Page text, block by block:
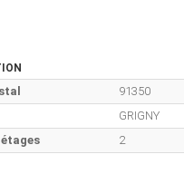
91350
GRIGNY
2